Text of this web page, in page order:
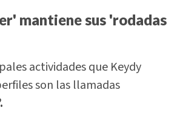
mantiene sus 'rodadas
actividades que Keydy
son las llamadas